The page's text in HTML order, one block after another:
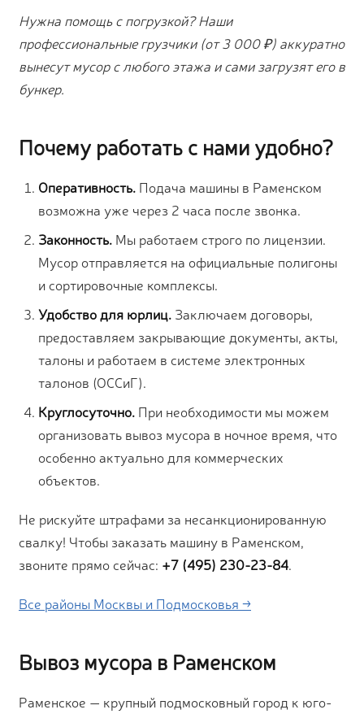
Нужна помощь с погрузкой? Наши
профессиональные грузчики (от 3 000 ₽) аккуратно
вынесут мусор с любого этажа и сами загрузят его в
бункер.
Почему работать с нами удобно?
Оперативность. Подача машины в Раменском
возможна уже через 2 часа после звонка.
Законность. Мы работаем строго по лицензии.
Мусор отправляется на официальные полигоны
и сортировочные комплексы.
Удобство для юрлиц. Заключаем договоры,
предоставляем закрывающие документы, акты,
талоны и работаем в системе электронных
талонов (ОССиГ).
Круглосуточно. При необходимости мы можем
организовать вывоз мусора в ночное время, что
особенно актуально для коммерческих
объектов.
Не рискуйте штрафами за несанкционированную
свалку! Чтобы заказать машину в Раменском,
звоните прямо сейчас: +7 (495) 230-23-84.
Все районы Москвы и Подмосковья →
Вывоз мусора в Раменском
Раменское — крупный подмосковный город к юго-